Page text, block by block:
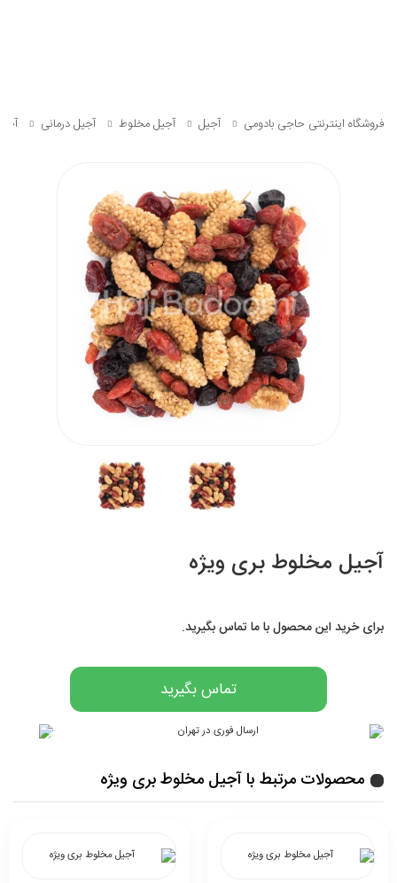
فروشگاه اینترنتی حاجی بادومی آجیل آجیل مخلوط آجیل درمانی
آجیل مخلوط بری ویژه
برای خرید این محصول با ما تماس بگیرید.
تماس بگیرید
محصولات مرتبط با آجیل مخلوط بری ویژه